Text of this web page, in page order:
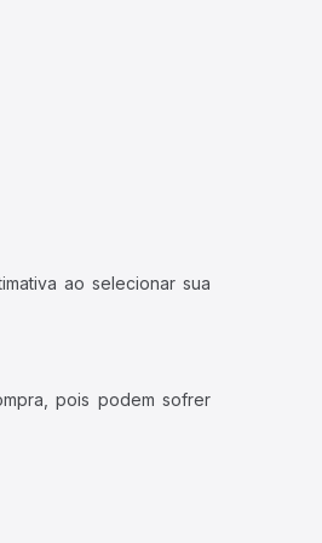
ao selecionar sua
pois podem sofrer